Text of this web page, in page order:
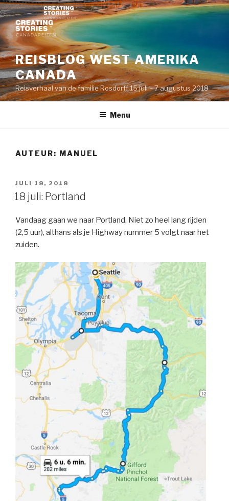
Naar
de
inhoud
springen
REISBLOG WEST AMERIKA
CANADA
Reisverhaal van de familie Rosdorff 15 juli – 7 augustus 2018
Menu
AUTEUR: MANUEL
GEPLAATST
OP
JULI 18, 2018
18 juli: Portland
Vandaag gaan we naar Portland. Niet zo heel lang rijden
(2,5 uur), althans als je Highway nummer 5 volgt naar het
zuiden.